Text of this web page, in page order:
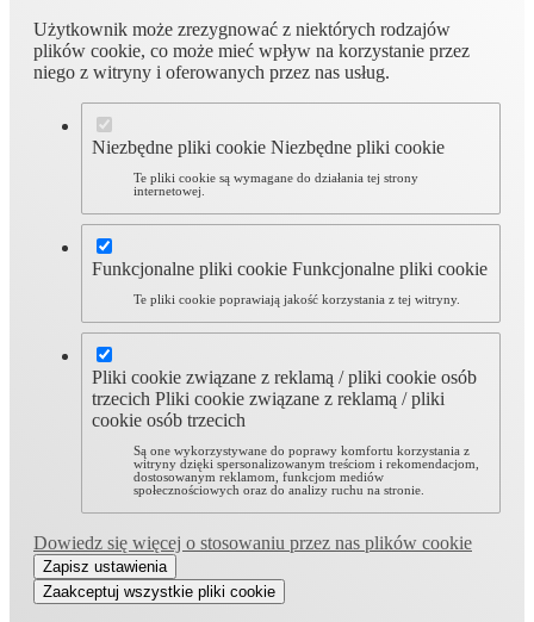
Użytkownik może zrezygnować z niektórych rodzajów
plików cookie, co może mieć wpływ na korzystanie przez
niego z witryny i oferowanych przez nas usług.
Niezbędne pliki cookie Niezbędne pliki cookie
Te pliki cookie są wymagane do działania tej strony
internetowej.
Funkcjonalne pliki cookie Funkcjonalne pliki cookie
Te pliki cookie poprawiają jakość korzystania z tej witryny.
Pliki cookie związane z reklamą / pliki cookie osób
trzecich Pliki cookie związane z reklamą / pliki
cookie osób trzecich
Są one wykorzystywane do poprawy komfortu korzystania z
witryny dzięki spersonalizowanym treściom i rekomendacjom,
dostosowanym reklamom, funkcjom mediów
społecznościowych oraz do analizy ruchu na stronie.
Dowiedz się więcej o stosowaniu przez nas plików cookie